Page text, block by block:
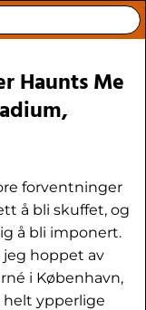
Haunts Me
forventninger
å bli skuffet, og
å bli imponert.
jeg hoppet av
i København,
ypperlige